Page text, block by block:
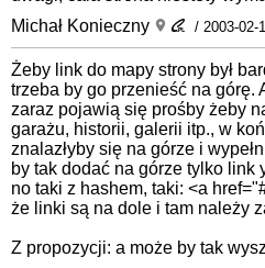
Michał Konieczny
/ 2003-02-
Żeby link do mapy strony był
trzeba by go przenieść na górę.
zaraz pojawią się prośby żeby
garażu, historii, galerii itp., w
znalazłyby się na górze i
by tak dodać na górze tylko link
no taki z hashem, taki: <a
że linki są na dole i tam należy
Z propozycji: a może by tak